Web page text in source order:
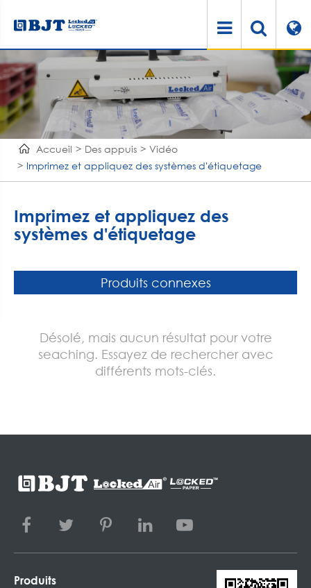
Accueil Des appuis
Vidéo
Imprimez et appliquez des systèmes d'étiquetage
Imprimez et appliquez des
systèmes d'étiquetage
Produits connexes
Désolé, mais aucun résultat pour votre
seaching. Essayez de rechercher avec
différents mots-clés.
Produits